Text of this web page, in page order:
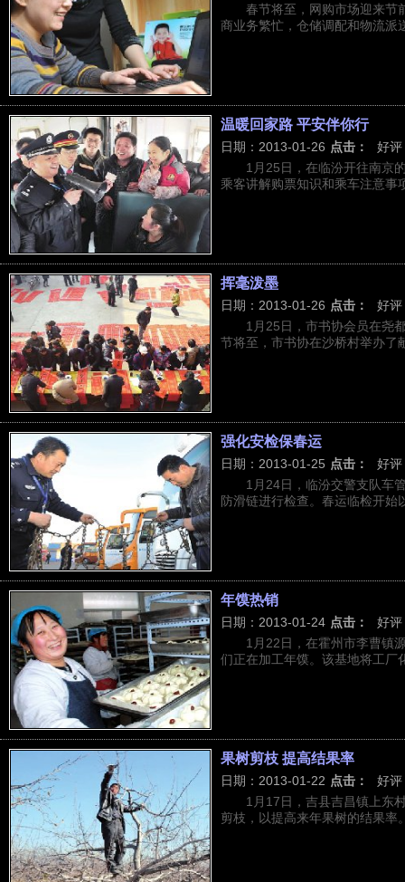
春节将至，网购市场迎来节
商业务繁忙，仓储调配和物流派
温暖回家路 平安伴你行
日期：2013-01-26 点击：
好评
1月25日，在临汾开往南京
乘客讲解购票知识和乘车注意事
挥毫泼墨
日期：2013-01-26 点击：
好评
1月25日，市书协会员在尧
节将至，市书协在沙桥村举办了
强化安检保春运
日期：2013-01-25 点击：
好评
1月24日，临汾交警支队车
防滑链进行检查。春运临检开始
年馍热销
日期：2013-01-24 点击：
好评
1月22日，在霍州市李曹镇
们正在加工年馍。该基地将工厂
果树剪枝 提高结果率
日期：2013-01-22 点击：
好评
1月17日，吉县吉昌镇上东
剪枝，以提高来年果树的结果率